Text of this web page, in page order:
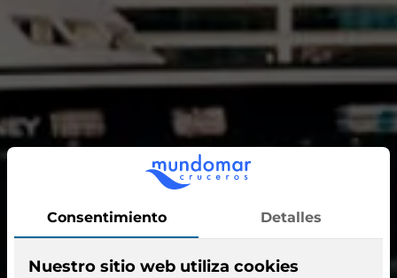
Vive el lujo íntimo en
el
Asia y Europa con
Azamara